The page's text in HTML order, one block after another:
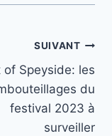
SUIVANT
of Speyside: les
du
festival 2023 à
surveiller